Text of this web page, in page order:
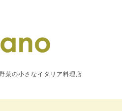
菜の小さなイタリア料理店